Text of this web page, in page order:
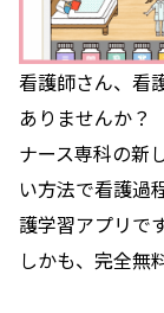
看護師さん、看
ありませんか？
ナース専科の新
い方法で看護過
護学習アプリです
しかも、完全無